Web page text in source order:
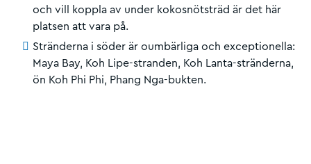
och vill koppla av under kokosnötsträd är det här
platsen att vara på.
Stränderna i söder är oumbärliga och exceptionella:
Maya Bay, Koh Lipe-stranden, Koh Lanta-stränderna,
ön Koh Phi Phi, Phang Nga-bukten.